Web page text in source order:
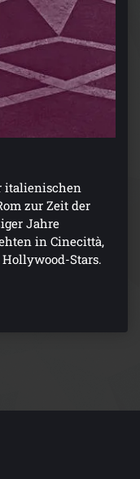
italienischen
zur Zeit der
Jahre
in Cinecittà,
Stars.